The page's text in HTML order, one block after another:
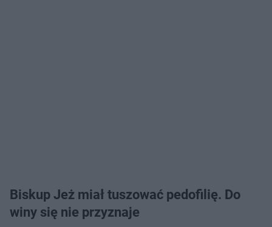
Biskup Jeż miał tuszować pedofilię. Do
winy się nie przyznaje